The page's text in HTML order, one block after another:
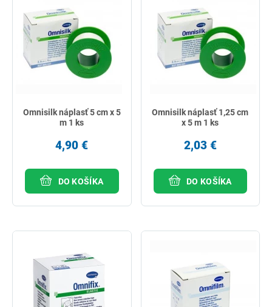
Omnisilk náplasť 5 cm x 5
m 1 ks
4,90 €
DO KOŠÍKA
Omnisilk náplasť 1,25 cm
x 5 m 1 ks
2,03 €
DO KOŠÍKA